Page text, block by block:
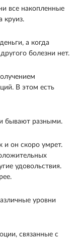
все накопленные
круиз.
а когда
болезни нет.
В этом есть
бывают разными.
и он скоро умрет.
удовольствия.
уровни
связанные с